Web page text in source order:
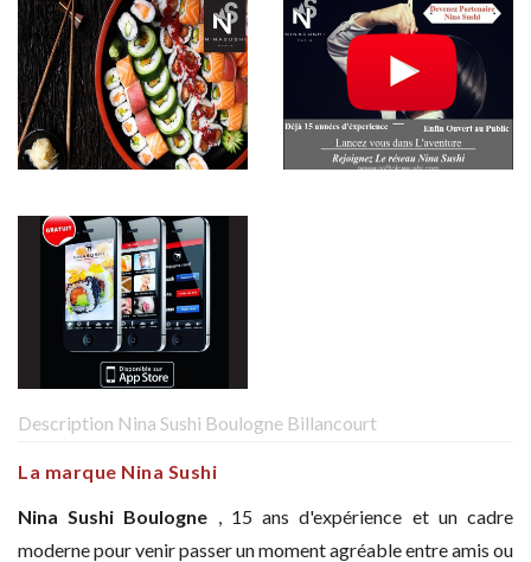
Description Nina Sushi Boulogne Billancourt
La marque Nina Sushi
Nina Sushi Boulogne , 15 ans d'expérience et un cadre
moderne pour venir passer un moment agréable entre amis ou